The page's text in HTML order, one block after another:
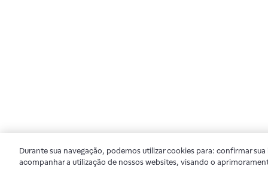
Durante sua navegação, podemos utilizar cookies para: confirmar
acompanhar a utilização de nossos websites, visando o